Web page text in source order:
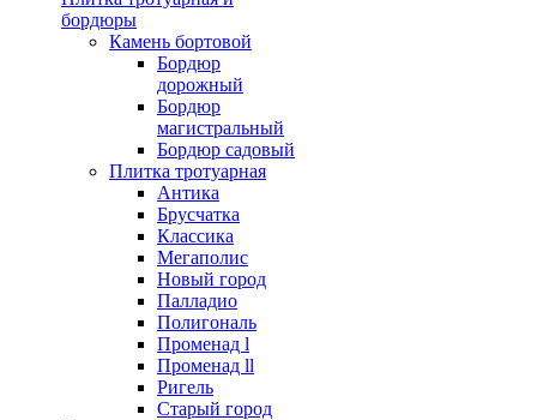
бордюры
Камень бортовой
Бордюр
дорожный
Бордюр
магистральный
Бордюр садовый
Плитка тротуарная
Антика
Брусчатка
Классика
Мегаполис
Новый город
Палладио
Полигональ
Променад l
Променад ll
Ригель
Старый город